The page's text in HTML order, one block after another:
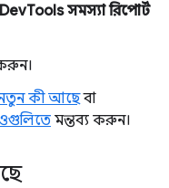
DevTools সমস্যা রিপোর্ট
নতুন কী আছেবা
মন্তব্য করুন।